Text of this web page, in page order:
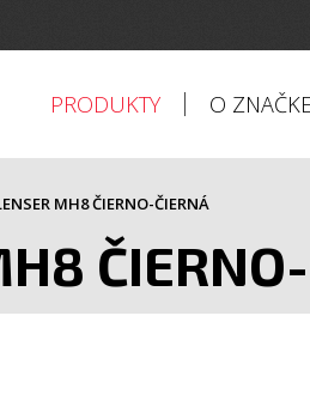
PRODUKTY O ZNAČKE
MH8 ČIERNO-ČIERNÁ